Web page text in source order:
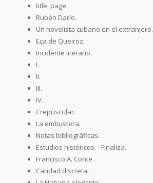
title_page
Rubén Darío.
Un novelista cubano en el extranjero.
Eça de Queiroz.
Incidente literario.
I.
II.
III.
IV.
Crepuscular.
La embustera.
Notas bibliográficas.
Estudios históricos. - Finaliza.
Francisco A. Conte.
Caridad discreta.